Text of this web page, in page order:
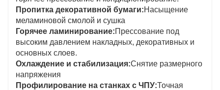
Пропитка декоративной бумаги:Насыщение
меламиновой смолой и сушка
Горячее ламинирование:Прессование под
высоким давлением накладных, декоративных и
основных слоев.
Охлаждение и стабилизация:Снятие размерного
напряжения
Профилирование на станках с ЧПУ:Точная